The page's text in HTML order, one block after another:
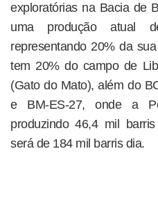
exploratórias na Bacia de
uma produção atual
representando 20% da
tem 20% do campo de
(Gato do Mato), além do
e BM-ES-27, onde a
produzindo 46,4 mil
será de 184 mil barris dia.